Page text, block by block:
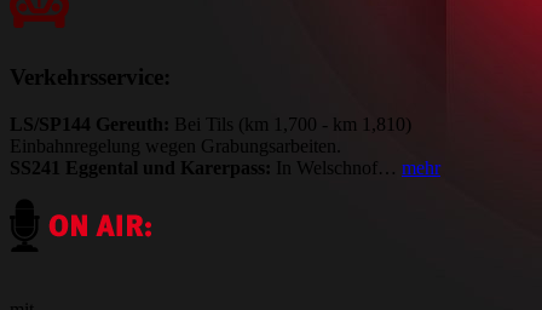
Verkehrsservice:
LS/SP144 Gereuth: Bei Tils (km 1,700 - km 1,810)
Einbahnregelung wegen Grabungsarbeiten.
SS241 Eggental und Karerpass: In Welschnof… mehr